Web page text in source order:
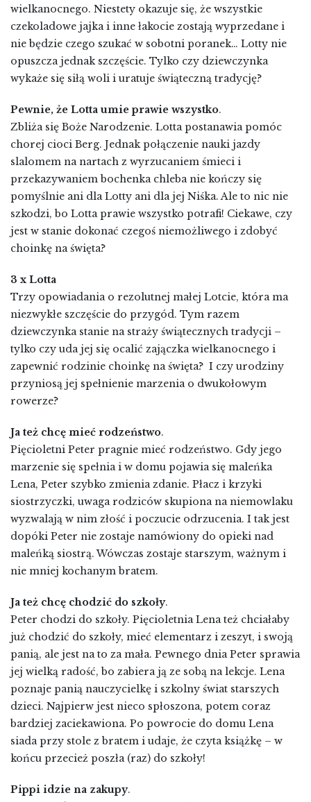
wielkanocnego. Niestety okazuje się, że wszystkie
czekoladowe jajka i inne łakocie zostają wyprzedane i
nie będzie czego szukać w sobotni poranek… Lotty nie
opuszcza jednak szczęście. Tylko czy dziewczynka
wykaże się siłą woli i uratuje świąteczną tradycję?
Pewnie, że Lotta umie prawie wszystko.
Zbliża się Boże Narodzenie. Lotta postanawia pomóc
chorej cioci Berg. Jednak połączenie nauki jazdy
slalomem na nartach z wyrzucaniem śmieci i
przekazywaniem bochenka chleba nie kończy się
pomyślnie ani dla Lotty ani dla jej Niśka. Ale to nic nie
szkodzi, bo Lotta prawie wszystko potrafi! Ciekawe, czy
jest w stanie dokonać czegoś niemożliwego i zdobyć
choinkę na święta?
3 x Lotta
Trzy opowiadania o rezolutnej małej Lotcie, która ma
niezwykłe szczęście do przygód. Tym razem
dziewczynka stanie na straży świątecznych tradycji –
tylko czy uda jej się ocalić zajączka wielkanocnego i
zapewnić rodzinie choinkę na święta? I czy urodziny
przyniosą jej spełnienie marzenia o dwukołowym
rowerze?
Ja też chcę mieć rodzeństwo.
Pięcioletni Peter pragnie mieć rodzeństwo. Gdy jego
marzenie się spełnia i w domu pojawia się maleńka
Lena, Peter szybko zmienia zdanie. Płacz i krzyki
siostrzyczki, uwaga rodziców skupiona na niemowlaku
wyzwalają w nim złość i poczucie odrzucenia. I tak jest
dopóki Peter nie zostaje namówiony do opieki nad
maleńką siostrą. Wówczas zostaje starszym, ważnym i
nie mniej kochanym bratem.
Ja też chcę chodzić do szkoły.
Peter chodzi do szkoły. Pięcioletnia Lena też chciałaby
już chodzić do szkoły, mieć elementarz i zeszyt, i swoją
panią, ale jest na to za mała. Pewnego dnia Peter sprawia
jej wielką radość, bo zabiera ją ze sobą na lekcje. Lena
poznaje panią nauczycielkę i szkolny świat starszych
dzieci. Najpierw jest nieco spłoszona, potem coraz
bardziej zaciekawiona. Po powrocie do domu Lena
siada przy stole z bratem i udaje, że czyta książkę – w
końcu przecież poszła (raz) do szkoły!
Pippi idzie na zakupy.